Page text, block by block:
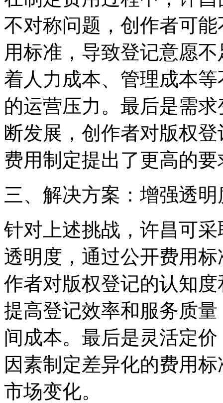
不对称问题，创作者可
用标准，导致登记意愿
着人力成本、管理成本
的运营压力。最后是需
断发展，创作者对版权
费用制定提出了更高的要
三、解决方案：增强透
针对上述挑战，许昌可
透明度，通过公开费用
作者对版权登记的认知
提高登记效率和服务质
间成本。最后是灵活定
因素制定差异化的费用
市场变化。